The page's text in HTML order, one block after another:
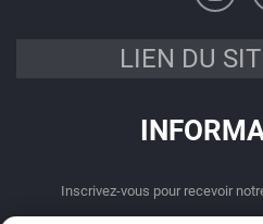
LIEN DU
Inscrivez-vous pour recevoir